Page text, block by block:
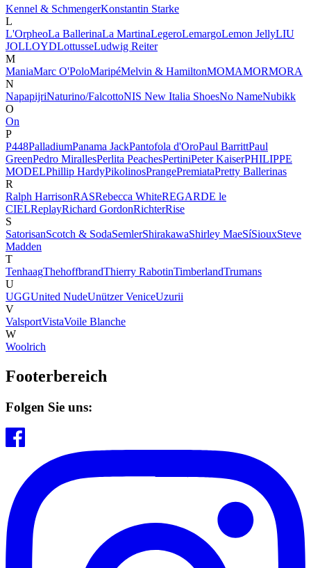
Kennel & SchmengerKonstantin Starke
L
L'OrpheoLa BallerinaLa MartinaLegeroLemargoLemon JellyLIU
JOLLOYDLottusseLudwig Reiter
M
ManiaMarc O'PoloMaripéMelvin & HamiltonMOMAMORMORA
N
NapapijriNaturino/FalcottoNIS New Italia ShoesNo NameNubikk
O
On
P
P448PalladiumPanama JackPantofola d'OroPaul BarrittPaul
GreenPedro MirallesPerlita PeachesPertiniPeter KaiserPHILIPPE
MODELPhillip HardyPikolinosPrangePremiataPretty Ballerinas
R
Ralph HarrisonRASRebecca WhiteREGARDE le
CIELReplayRichard GordonRichterRise
S
SatorisanScotch & SodaSemlerShirakawaShirley MaeSíSiouxSteve
Madden
T
TenhaagThehoffbrandThierry RabotinTimberlandTrumans
U
UGGUnited NudeUnützer VeniceUzurii
V
ValsportVistaVoile Blanche
W
Woolrich
Footerbereich
Folgen Sie uns: